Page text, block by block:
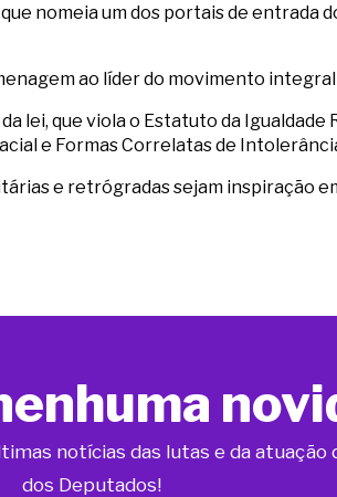
nomeia um dos portais de entrada
ao líder do movimento
lei, que viola o Estatuto da Igualdade
e Formas Correlatas de
e retrógradas sejam inspiração
notícias das lutas e da atuação
dos Deputados!